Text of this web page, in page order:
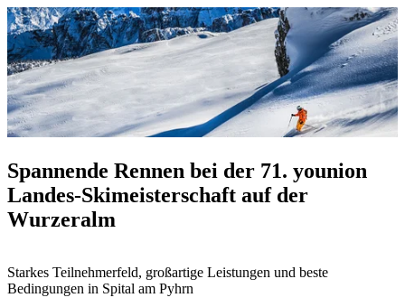
Spannende Rennen bei der 71. younion
Landes‑Skimeisterschaft auf der
Wurzeralm
Starkes Teilnehmerfeld, großartige Leistungen und beste
Bedingungen in Spital am Pyhrn